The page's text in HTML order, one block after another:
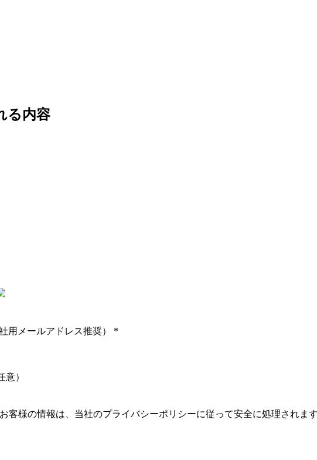
る内容
用メールアドレス推奨） *
）
客様の情報は、当社のプライバシーポリシーに従って安全に処理されます